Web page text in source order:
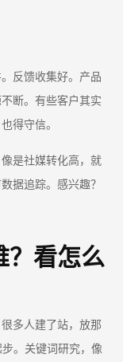
反馈收集好。产品
断。有些客户其实
得守信。
是社媒转化高，就
据追踪。感兴趣？
？看怎么
多人建了站，放那
。关键词研究，像